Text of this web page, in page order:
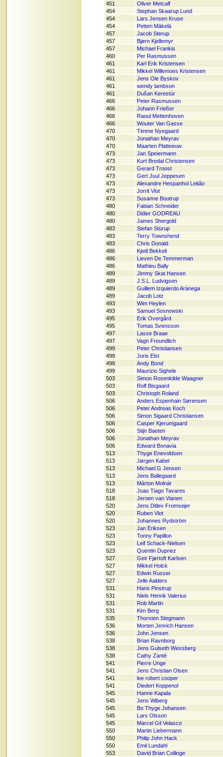
451
Oliver Metcalf
454
Stephan Skaarup Lund
454
Lars Jensen Kruse
454
Petteri Mäkelä
457
Jacob Sterup
457
Bjørn Kjellemyr
457
Michael Frankis
460
Per Rasmussen
461
Karl Erik Kristensen
461
Mikkel Willemoes Kristensen
461
Jens Ole Byskov
461
wendy lambson
461
Dušan Kerestúr
466
Peter Rasmussen
466
Johann Frießer
466
Raoul Mettenhoven
466
Wouter Van Gasse
470
Timme Nyegaard
470
Jonathan Meyrav
470
Maarten Platteeuw
473
Jan Speiermann
473
Kurt Bredal Christensen
473
Gerard Troost
473
Gert Juul Jeppesen
473
Alexandre Hespanhol Leitão
473
Jorrit Vlot
473
Susanne Boutrup
480
Fabian Schneider
480
Didier GODREAU
480
James Shergold
483
Stefan Stürup
483
Terry Townshend
483
Chris Donald
486
Kjetil Bekkeli
486
Lieven De Temmerman
486
Mathieu Bally
489
Jimmy Skat Hansen
489
J.S.L. Ludvigsen
489
Guillem Izquierdo Arànega
489
Jacob Lotz
493
Wim Heylen
493
Samuel Sosnowski
495
Erik Overgård
495
Tomas Svensson
497
Lasse Braae
497
Vagn Freundlich
499
Peter Christiansen
499
Joris Elst
499
Andy Bond
499
Maurizio Sighele
503
Simon Rosenkilde Waagner
503
Rolf Bisgaard
503
Christoph Roland
506
Anders Espenhain Sørensen
506
Peter Andreas Koch
506
Simon Sigaard Christiansen
506
Casper Kjerumgaard
506
Stijn Baeten
506
Jonathan Meyrav
506
Edward Bonavia
513
Thyge Enevoldsen
513
Jørgen Kabel
513
Michael.G Jensen
513
Jens Ballegaard
513
Márton Molnár
518
Joao Tiago Tavares
518
Jeroen van Vianen
520
Jens Ditlev Fromsejer
520
Ruben Vlot
520
Johannes Rydström
523
Jan Eriksen
523
Tonny Papillon
523
Leif Schack-Nielsen
523
Quentin Dupriez
527
Geir Fjørtoft Karlsen
527
Mikkel Holck
527
Edwin Russer
527
Jelle Aalders
531
Hans Pinstrup
531
Niels Henrik Valerius
531
Rob Martin
531
Kim Berg
535
Thorsten Stegmann
536
Morten Jenrich Hansen
536
John Jensen
538
Brian Ravnborg
538
Jens Gulseth Wessberg
538
Cathy Zanté
541
Pierre Unge
541
Jens Christian Olsen
541
lee robert cooper
541
Diedert Koppenol
545
Hanne Kapala
545
Jens Wiberg
545
Bo Thyge Johansen
545
Lars Olsson
545
Marcel Gil Velasco
550
Martin Liebermann
550
Philip John Hack
550
Emil Lundahl
553
David Brian Collinge